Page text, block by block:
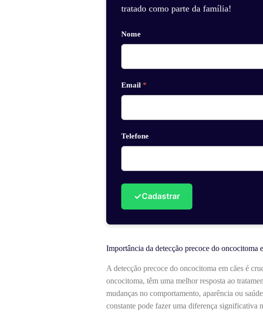
tratado como parte da família!
Nome
Email *
Telefone
✓Cadastrar
Importância da detecção precoce do oncocitoma
A detecção precoce do oncocitoma em cães é
oncocitoma, têm uma melhor resposta ao
mudanças no comportamento, aparência ou
constante pode fazer uma diferença significativa